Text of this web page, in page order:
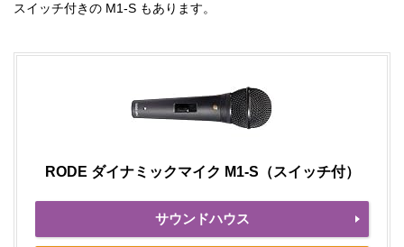
スイッチ付きの M1-S もあります。
RODE ダイナミックマイク M1-S（スイッチ付）
サウンドハウス